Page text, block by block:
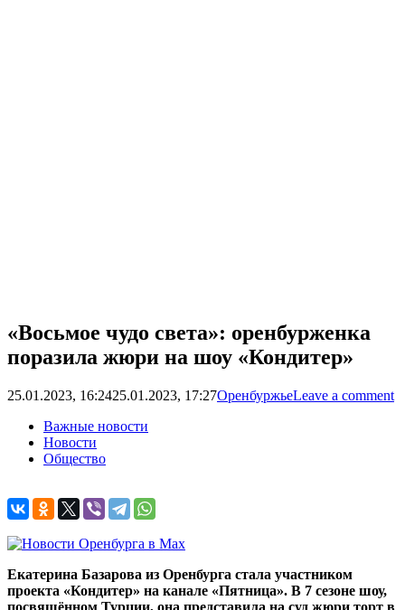
«Восьмое чудо света»: оренбурженка
поразила жюри на шоу «Кондитер»
25.01.2023, 16:2425.01.2023, 17:27ОренбуржьеLeave a comment
Важные новости
Новости
Общество
Екатерина Базарова из Оренбурга стала участником
проекта «Кондитер» на канале «Пятница». В 7 сезоне шоу,
посвящённом Турции, она представила на суд жюри торт в